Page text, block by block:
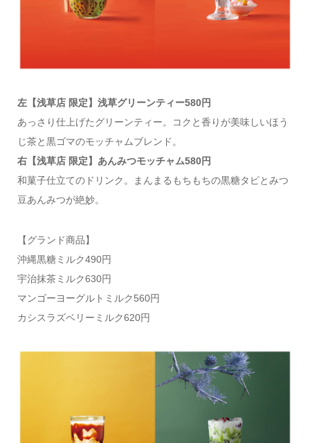
左【浅草店 限定】浅草グリーンティー580円
あっさり仕上げたグリーンティー。コクと香りが美味しいほう
じ茶と黒ゴマのモッチャムブレンド。
右【浅草店 限定】あんみつモッチャム580円
和菓子仕立てのドリンク。まんまるもちもちの黒糖タピとみつ
豆あんみつが絶妙。
【グランド商品】
沖縄黒糖ミルク490円
宇治抹茶ミルク630円
マンゴーヨーグルトミルク560円
カシスラズベリーミルク620円